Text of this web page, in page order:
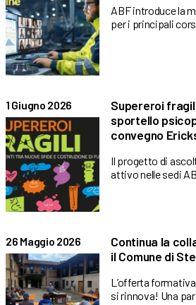
ABF introduce la
per i principali
1 Giugno 2026
Supereroi
sportello
convegno
Il progetto di
attivo nelle sedi
26 Maggio 2026
Continua la
il Comune di
L’offerta
si rinnova! Una